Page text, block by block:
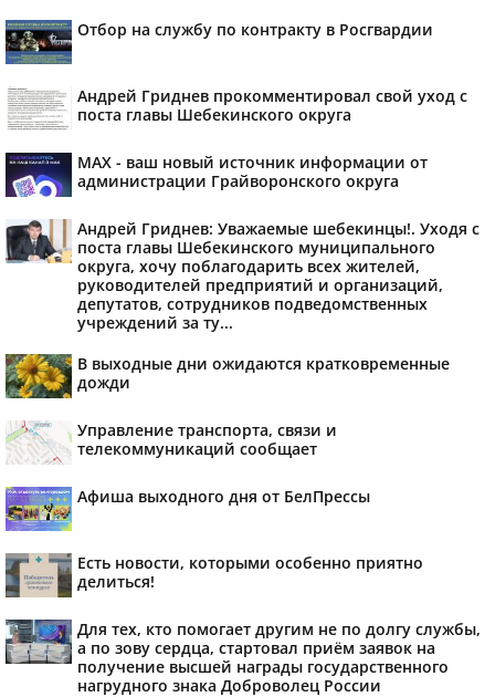
Отбор на службу по контракту в Росгвардии
Андрей Гриднев прокомментировал свой уход с
поста главы Шебекинского округа
MAX - ваш новый источник информации от
администрации Грайворонского округа
Андрей Гриднев: Уважаемые шебекинцы!. Уходя с
поста главы Шебекинского муниципального
округа, хочу поблагодарить всех жителей,
руководителей предприятий и организаций,
депутатов, сотрудников подведомственных
учреждений за ту...
В выходные дни ожидаются кратковременные
дожди
Управление транспорта, связи и
телекоммуникаций сообщает
Афиша выходного дня от БелПрессы
Есть новости, которыми особенно приятно
делиться!
Для тех, кто помогает другим не по долгу службы,
а по зову сердца, стартовал приём заявок на
получение высшей награды государственного
нагрудного знака Доброволец России